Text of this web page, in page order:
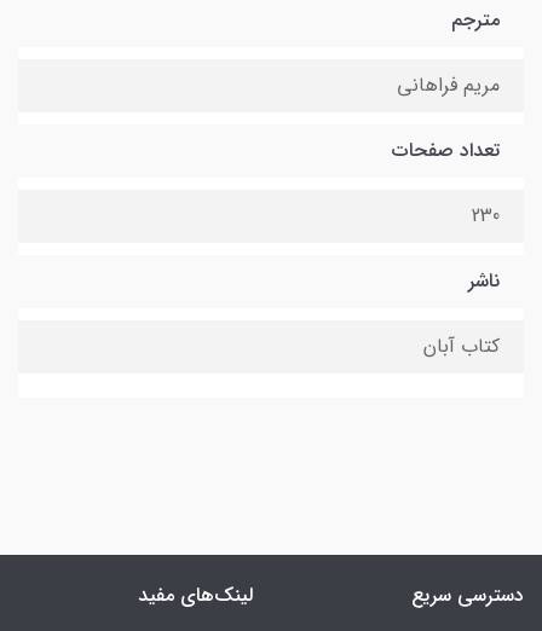
مترجم
مریم فراهانی
تعداد صفحات
230
ناشر
کتاب آبان
دسترسی سریع لینک‌های مفید